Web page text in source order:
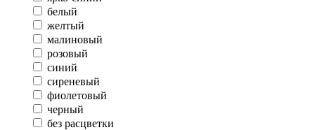
белый
желтый
малиновый
розовый
синий
сиреневый
фиолетовый
черный
без расцветки